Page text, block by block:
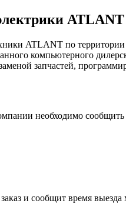
ATLANT
ATLANT по
компьютерного
запчастей,
необходимо
и сообщит время